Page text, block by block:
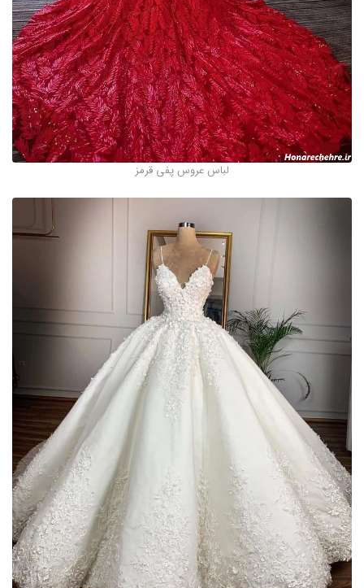
لباس عروس پفی قرمز